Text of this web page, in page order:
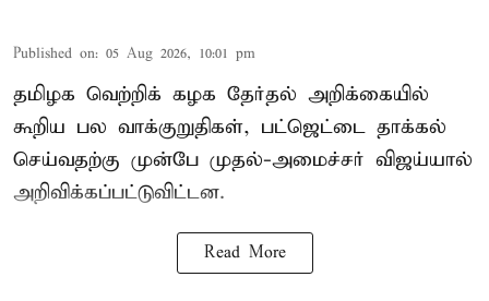
Published on: 05 Aug 2026, 10:01 pm
தமிழக வெற்றிக் கழக தேர்தல் அறிக்கையில்
கூறிய பல வாக்குறுதிகள், பட்ஜெட்டை தாக்கல்
செய்வதற்கு முன்பே முதல்-அமைச்சர் விஜய்யால்
அறிவிக்கப்பட்டுவிட்டன.
Read More